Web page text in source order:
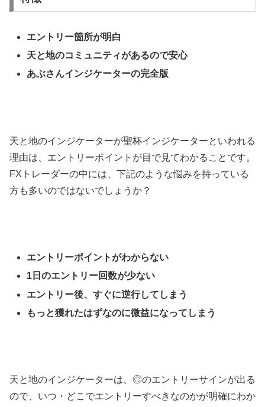
エントリー箇所が明白
天と地のコミュニティがあるので安心
あぶさんインジケーターの完全版
天と地のインジケーターが聖杯インジケーターといわれる
理由は、エントリーポイントが目で見てわかることです。
FXトレーダーの中には、下記のような悩みを持っている
方も多いのではないでしょうか？
エントリーポイントがわからない
1日のエントリー回数が少ない
エントリー後、すぐに逆行してしまう
もっと獲れたはずなのに微益になってしまう
天と地のインジケーターは、◎のエントリーサインが出る
ので、いつ・どこでエントリーすべきなのかが明確にわか